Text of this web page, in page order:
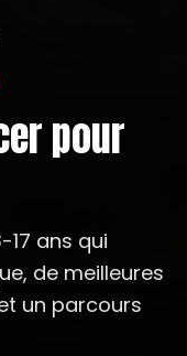
pour
17 ans qui
de meilleures
un parcours